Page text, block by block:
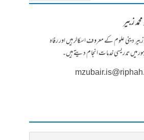
زبیر
زبیر دینی علوم کے معروف اسکالر ہیں اور رفاہ
میں تدریسی خدمات انجام دیتے ہیں۔